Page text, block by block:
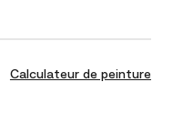
Calculateur de peinture